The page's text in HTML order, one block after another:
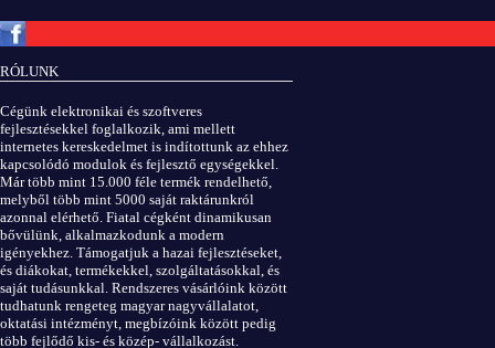
RÓLUNK
Cégünk elektronikai és szoftveres
fejlesztésekkel foglalkozik, ami mellett
internetes kereskedelmet is indítottunk az ehhez
kapcsolódó modulok és fejlesztő egységekkel.
Már több mint 15.000 féle termék rendelhető,
melyből több mint 5000 saját raktárunkról
azonnal elérhető. Fiatal cégként dinamikusan
bővülünk, alkalmazkodunk a modern
igényekhez. Támogatjuk a hazai fejlesztéseket,
és diákokat, termékekkel, szolgáltatásokkal, és
saját tudásunkkal. Rendszeres vásárlóink között
tudhatunk rengeteg magyar nagyvállalatot,
oktatási intézményt, megbízóink között pedig
több fejlődő kis- és közép- vállalkozást.